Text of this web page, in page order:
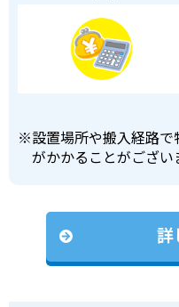
※設置場所や搬入経路
がかかることがござい
詳